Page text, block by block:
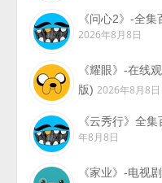
《问心2》-全
2026年8月8日
《耀眼》-在线
版) 2026年8月8日
《云秀行》全
年8月8日
《家业》-电视